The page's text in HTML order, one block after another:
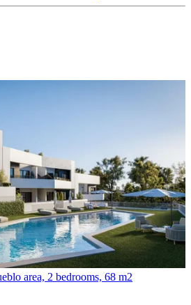
area, 2 bedrooms, 68 m2